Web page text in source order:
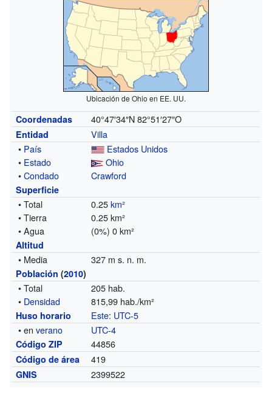
Ubicación de Ohio en EE. UU.
Coordenadas 40°47′34″N 82°51′27″O
Entidad
Villa
• País
Estados Unidos
• Estado
Ohio
•Condado Crawford
Superficie
• Total 0.25km²
• Tierra
0.25 km²
• Agua
(0%) 0 km²
Altitud
• Media 327 m s. n. m.
Población (2010)
• Total
205 hab.
• Densidad 815,99 hab./km²
Huso horario Este: UTC-5
• enverano UTC-4
Código ZIP 44856
Código de área 419
GNIS 2399522